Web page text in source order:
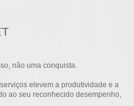
não uma conquista.
elevem a produtividade e a
ao seu reconhecido desempenho,